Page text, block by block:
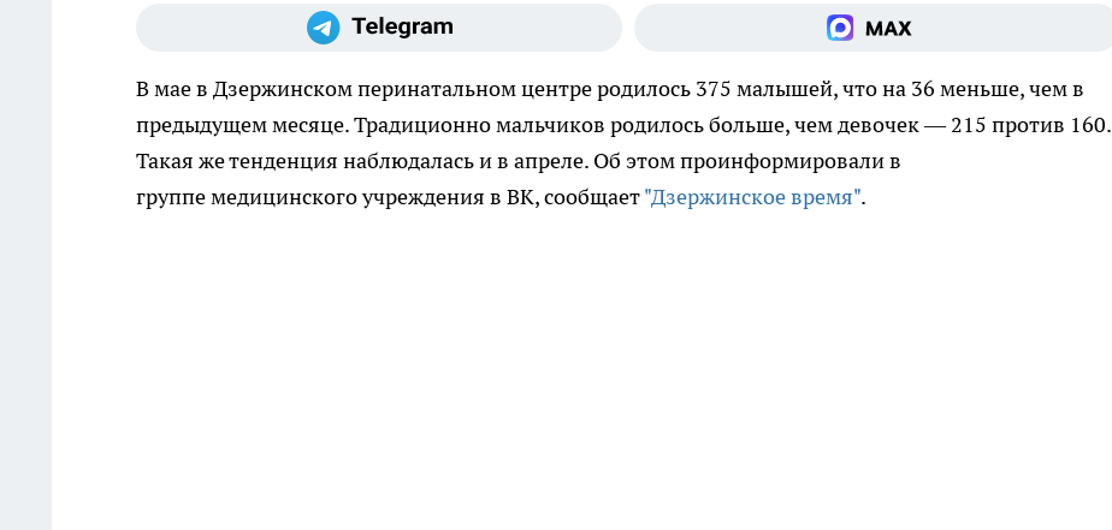
В мае в Дзержинском перинатальном центре родилось 375 малышей, что на 36 меньше, чем в
предыдущем месяце. Традиционно мальчиков родилось больше, чем девочек — 215 против 160.
Такая же тенденция наблюдалась и в апреле. Об этом проинформировали в
группе медицинского учреждения в ВК, сообщает"Дзержинское время".